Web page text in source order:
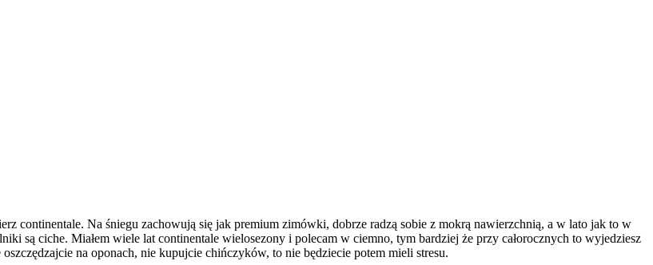
continentale. Na śniegu zachowują się jak premium zimówki, dobrze radzą sobie z mokrą nawierzchnią, a w lato jak to w
są ciche. Miałem wiele lat continentale wielosezony i polecam w ciemno, tym bardziej że przy całorocznych to wyjedziesz
na oponach, nie kupujcie chińczyków, to nie będziecie potem mieli stresu.